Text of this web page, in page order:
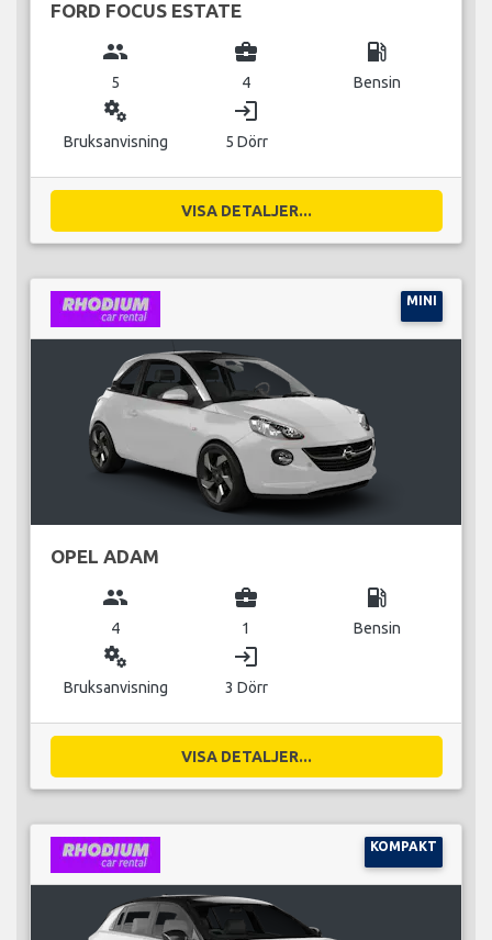
FORD FOCUS ESTATE
group
5
business_center
4
local_gas_station
Bensin
miscellaneous_services
Bruksanvisning
login
5 Dörr
VISA DETALJER...
MINI
OPEL ADAM
group
4
business_center
1
local_gas_station
Bensin
miscellaneous_services
Bruksanvisning
login
3 Dörr
VISA DETALJER...
KOMPAKT